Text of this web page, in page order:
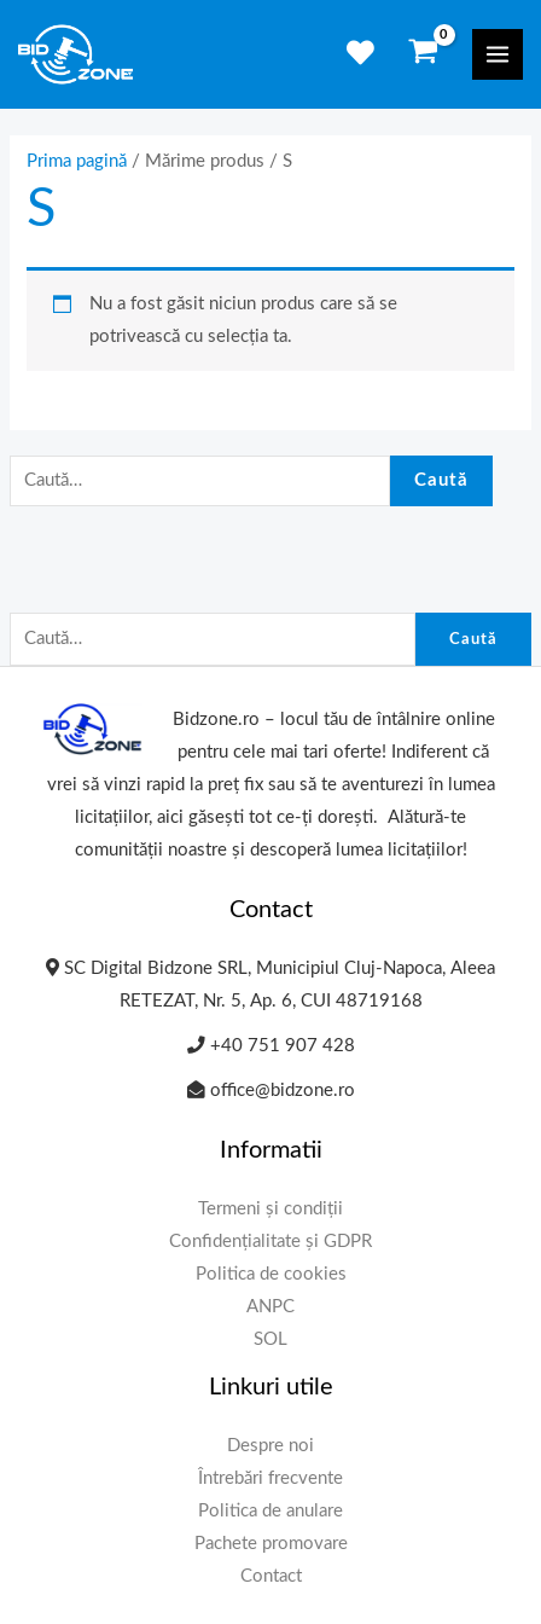
content
Caută
Caută
Prima pagină / Mărime produs / S
S
Nu a fost găsit niciun produs care să se
potrivească cu selecția ta.
Bidzone.ro – locul tău de întâlnire online
pentru cele mai tari oferte! Indiferent că
vrei să vinzi rapid la preț fix sau să te aventurezi în lumea
licitațiilor, aici găsești tot ce-ți dorești. Alătură-te
comunității noastre și descoperă lumea licitațiilor!
Contact
SC Digital Bidzone SRL, Municipiul Cluj-Napoca, Aleea
RETEZAT, Nr. 5, Ap. 6, CUI 48719168
+40 751 907 428
office@bidzone.ro
Informatii
Termeni și condiții
Confidențialitate și GDPR
Politica de cookies
ANPC
SOL
Linkuri utile
Despre noi
Întrebări frecvente
Politica de anulare
Pachete promovare
Contact